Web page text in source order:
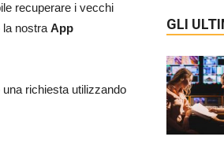
recuperare i vecchi
la nostra App
richiesta utilizzando
GLI